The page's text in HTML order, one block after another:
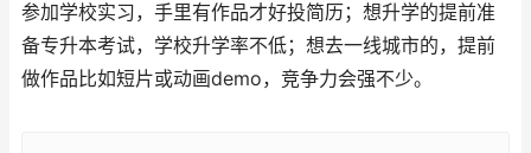
参加学校实习，手里有作品才好投简历；想升学的提前准
备专升本考试，学校升学率不低；想去一线城市的，提前
做作品比如短片或动画demo，竞争力会强不少。